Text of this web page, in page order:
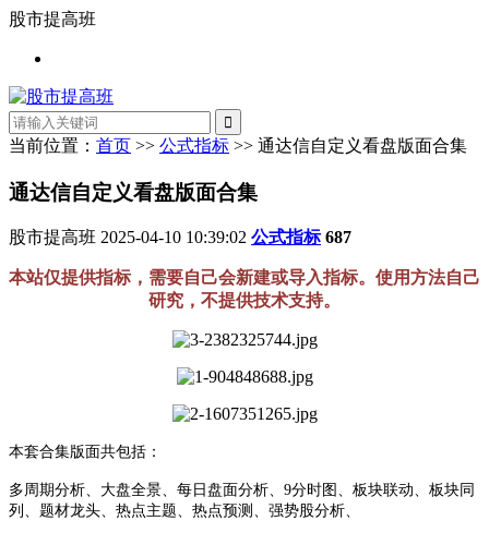
股市提高班
当前位置： 首页 >> 公式指标 >> 通达信自定义看盘版面合集
通达信自定义看盘版面合集
股市提高班 2025-04-10 10:39:02 公式指标 687
本站仅提供指标，需要自己会新建或导入指标。使用方法自己
研究，不提供技术支持。
本套合集版面共包括：
多周期分析、大盘全景、每日盘面分析、9分时图、板块联动、板块同
列、题材龙头、热点主题、热点预测、强势股分析、